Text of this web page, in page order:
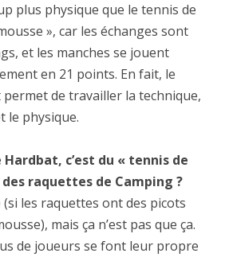
plus physique que le tennis de
», car les échanges sont
et les manches se jouent
en 21 points. En fait, le
de travailler la technique,
le physique.
Hardbat, c’est du « tennis de
raquettes de Camping ?
(si les raquettes ont des picots
mais ça n’est pas que ça.
de joueurs se font leur propre